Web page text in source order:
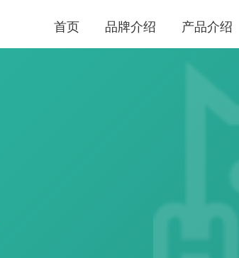
首页 品牌介绍 产品介绍